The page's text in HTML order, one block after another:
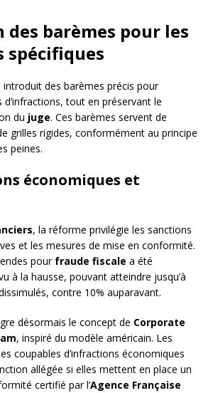
des barèmes pour les
des barèmes précis pour
tout en préservant le
du juge. Ces barèmes servent de
grilles rigides, conformément au principe
peines.
économiques et
, la réforme privilégie les sanctions
et les mesures de mise en conformité.
pour fraude fiscale a été
à la hausse, pouvant atteindre jusqu’à
contre 10% auparavant.
désormais le concept de Corporate
, inspiré du modèle américain. Les
coupables d’infractions économiques
allégée si elles mettent en place un
certifié par l’Agence Française